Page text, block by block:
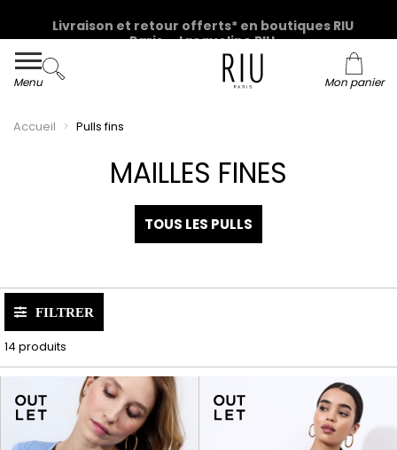
Paris - Jacqueline RIU
Menu Mon panier
Accueil Pulls fins
MAILLES FINES
TOUS LES PULLS
FILTRER
14 produits